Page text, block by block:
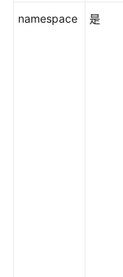
namespace 是